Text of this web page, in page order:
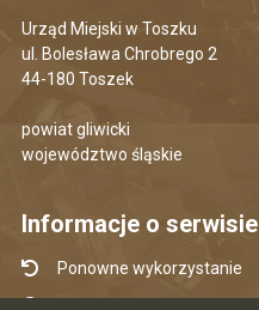
Urząd Miejski w Toszku
ul. Bolesława Chrobrego 2
44-180 Toszek
powiat gliwicki
województwo śląskie
Informacje o serwisie
Ponowne wykorzystanie